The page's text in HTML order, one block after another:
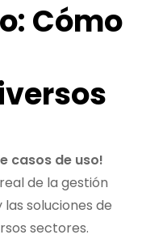
Cómo
casos de uso!
de la gestión
soluciones de
sectores.